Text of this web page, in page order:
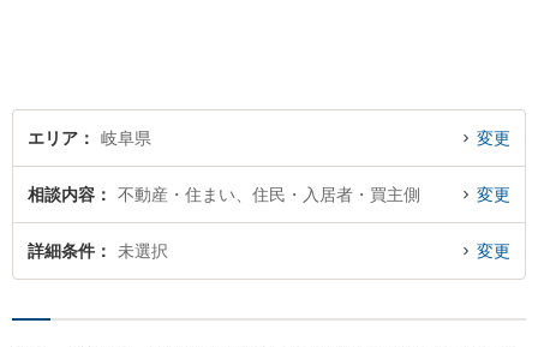
エリア 岐阜県 変更
相談内容 不動産・住まい、住民・入居者・買主側 変更
詳細条件 未選択 変更